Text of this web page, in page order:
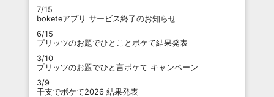
7/15
boketeアプリ サービス終了のお知らせ
6/15
プリッツのお題でひとことボケて結果発表
3/10
プリッツのお題でひと言ボケて キャンペーン
3/9
干支でボケて2026 結果発表